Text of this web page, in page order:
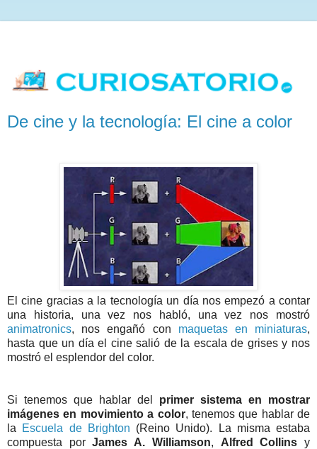
De cine y la tecnología: El cine a color
El cine gracias a la tecnología un día nos empezó a contar
una historia, una vez nos habló, una vez nos mostró
animatronics, nos engañó con maquetas en miniaturas,
hasta que un día el cine salió de la escala de grises y nos
mostró el esplendor del color.
Si tenemos que hablar del primer sistema en mostrar
imágenes en movimiento a color, tenemos que hablar de
la Escuela de Brighton (Reino Unido). La misma estaba
compuesta porJames A. Williamson, Alfred Collins y